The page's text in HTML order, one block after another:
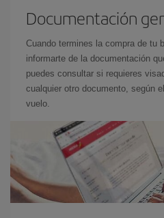
Documentación
Cuando termines la compra de tu
informarte de la documentación
puedes consultar si requieres
cualquier otro documento, según
vuelo.